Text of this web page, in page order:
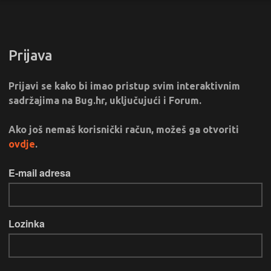
Prijava
Prijavi se kako bi imao pristup svim interaktivnim
sadržajima na Bug.hr, uključujući i Forum.
Ako još nemaš korisnički račun, možeš ga otvoriti
ovdje.
E-mail adresa
Lozinka